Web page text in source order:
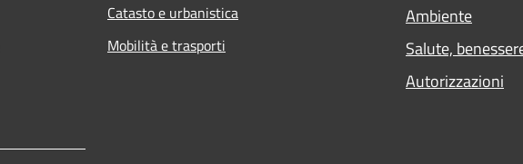
Catasto e urbanistica
Mobilità e trasporti
Ambiente
Salute,
Autorizzazioni